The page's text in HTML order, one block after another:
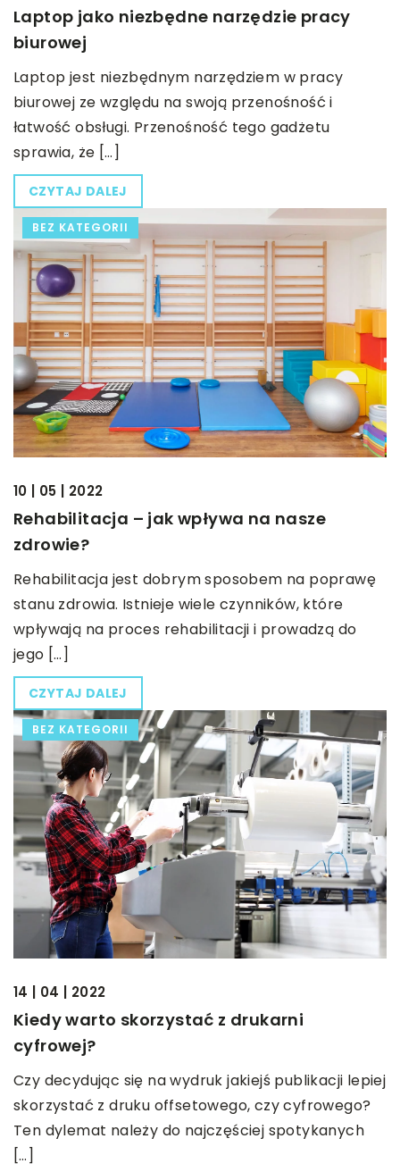
Laptop jako niezbędne narzędzie pracy
biurowej
Laptop jest niezbędnym narzędziem w pracy
biurowej ze względu na swoją przenośność i
łatwość obsługi. Przenośność tego gadżetu
sprawia, że […]
CZYTAJ DALEJ
BEZ KATEGORII
10 | 05 | 2022
Rehabilitacja – jak wpływa na nasze
zdrowie?
Rehabilitacja jest dobrym sposobem na poprawę
stanu zdrowia. Istnieje wiele czynników, które
wpływają na proces rehabilitacji i prowadzą do
jego […]
CZYTAJ DALEJ
BEZ KATEGORII
14 | 04 | 2022
Kiedy warto skorzystać z drukarni
cyfrowej?
Czy decydując się na wydruk jakiejś publikacji lepiej
skorzystać z druku offsetowego, czy cyfrowego?
Ten dylemat należy do najczęściej spotykanych
[…]